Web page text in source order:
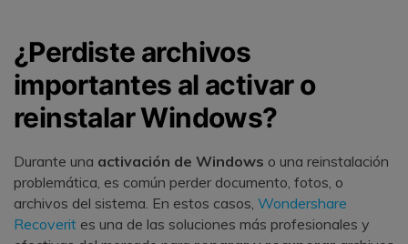
¿Perdiste archivos
importantes al activar o
reinstalar Windows?
Durante una activación de Windows o una reinstalación
problemática, es común perder documento, fotos, o
archivos del sistema. En estos casos, Wondershare
Recoverit es una de las soluciones más profesionales y